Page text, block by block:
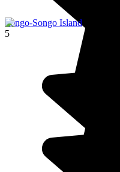
Songo-Songo Island
5